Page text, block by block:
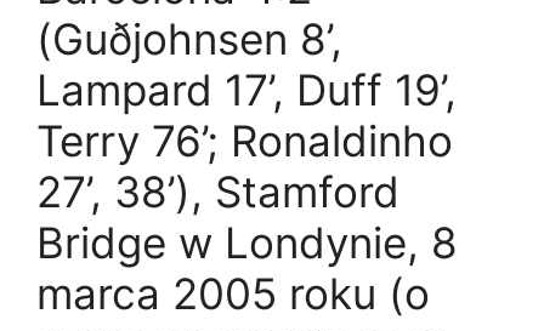
(Guðjohnsen 8’,
Lampard 17’, Duff 19’,
Terry 76’; Ronaldinho
27’, 38’), Stamford
Bridge w Londynie, 8
marca 2005 roku (o